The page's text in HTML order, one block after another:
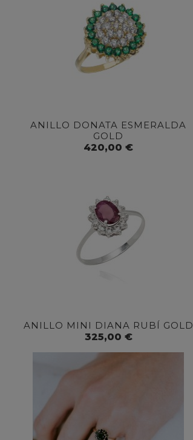
ANILLO DONATA ESMERALDA
GOLD
420,00 €
ANILLO MINI DIANA RUBÍ GOLD
325,00 €